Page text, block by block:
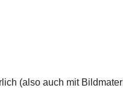
(also auch mit